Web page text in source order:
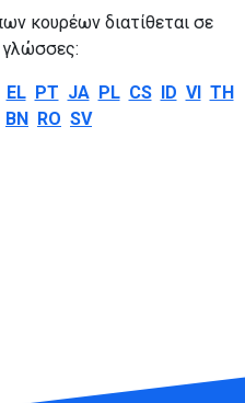
κουρέων διατίθεται σε
EL PT JA PL CS ID VI TH
BN RO SV